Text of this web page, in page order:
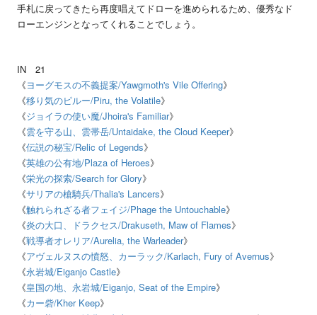
手札に戻ってきたら再度唱えてドローを進められるため、優秀なド
ローエンジンとなってくれることでしょう。
IN
21
《ヨーグモスの不義提案/Yawgmoth's Vile Offering》
《移り気のピルー/Piru, the Volatile》
《ジョイラの使い魔/Jhoira's Familiar》
《雲を守る山、雲帯岳/Untaidake, the Cloud Keeper》
《伝説の秘宝/Relic of Legends》
《英雄の公有地/Plaza of Heroes》
《栄光の探索/Search for Glory》
《サリアの槍騎兵/Thalia's Lancers》
《触れられざる者フェイジ/Phage the Untouchable》
《炎の大口、ドラクセス/Drakuseth, Maw of Flames》
《戦導者オレリア/Aurelia, the Warleader》
《アヴェルヌスの憤怒、カーラック/Karlach, Fury of Avernus》
《永岩城/Eiganjo Castle》
《皇国の地、永岩城/Eiganjo, Seat of the Empire》
《カー砦/Kher Keep》